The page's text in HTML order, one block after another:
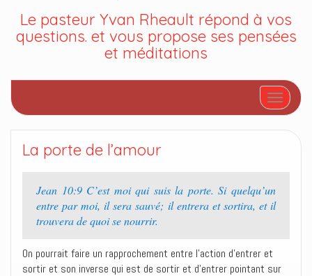
Le pasteur Yvan Rheault répond à vos
questions. et vous propose ses pensées
et méditations
Afficher/
La porte de l’amour
Jean 10:9 C’est moi qui suis la porte. Si quelqu’un
entre par moi, il sera sauvé; il entrera et sortira, et il
trouvera de quoi se nourrir.
On pourrait faire un rapprochement entre l’action d’entrer et
sortir et son inverse qui est de sortir et d’entrer pointant sur